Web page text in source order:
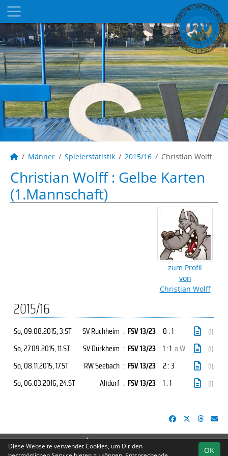
Männer Spielerstatistik 2015/16 Christian Wolff
Christian Wolff : Gelbe Karten
(1.Mannschaft)
zum Profil
von
Christian Wolff
2015/16
So, 09.08.2015, 3.ST SV Ruchheim : FSV 13/23 0 : 1 (1)
So, 27.09.2015, 11.ST SV Dürkheim : FSV 13/23 1 : 1 a.W. (1)
So, 08.11.2015, 17.ST RW Seebach : FSV 13/23 2 : 3 (1)
So, 06.03.2016, 24.ST Altdorf : FSV 13/23 1 : 1 (1)
soccero.de
© 2006 - 2026 OK
Diese Webseite verwendet Cookies, um Dir den